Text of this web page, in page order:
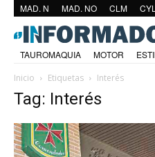
MAD. N MAD. NO CLM CYL
TAUROMAQUIA MOTOR
Inicio
Etiquetas Interés
Tag: Interés